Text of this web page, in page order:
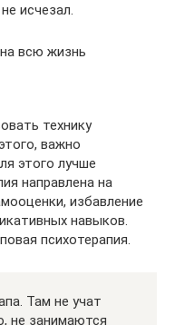
исчезал.
всю жизнь
технику
важно
этого лучше
направлена на
избавление
навыков.
психотерапия.
Там не учат
не занимаются